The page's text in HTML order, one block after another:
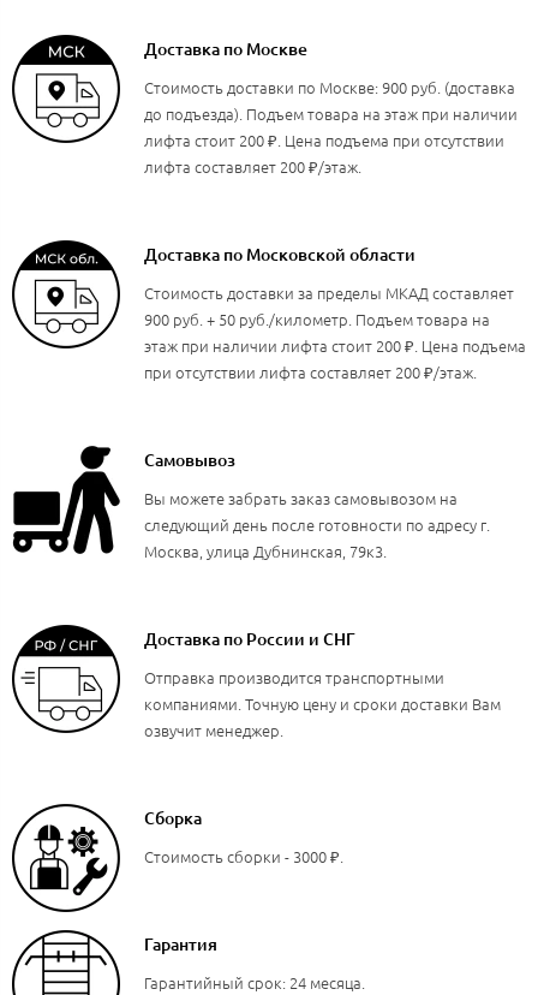
Доставка по Москве
Стоимость доставки по Москве: 900 руб. (доставка
до подъезда). Подъем товара на этаж при наличии
лифта стоит 200 ₽. Цена подъема при отсутствии
лифта составляет 200 ₽/этаж.
Доставка по Московской области
Стоимость доставки за пределы МКАД составляет
900 руб. + 50 руб./километр. Подъем товара на
этаж при наличии лифта стоит 200 ₽. Цена подъема
при отсутствии лифта составляет 200 ₽/этаж.
Самовывоз
Вы можете забрать заказ самовывозом на
следующий день после готовности по адресу г.
Москва, улица Дубнинская, 79к3.
Доставка по России и СНГ
Отправка производится транспортными
компаниями. Точную цену и сроки доставки Вам
озвучит менеджер.
Сборка
Стоимость сборки - 3000 ₽.
Гарантия
Гарантийный срок: 24 месяца.